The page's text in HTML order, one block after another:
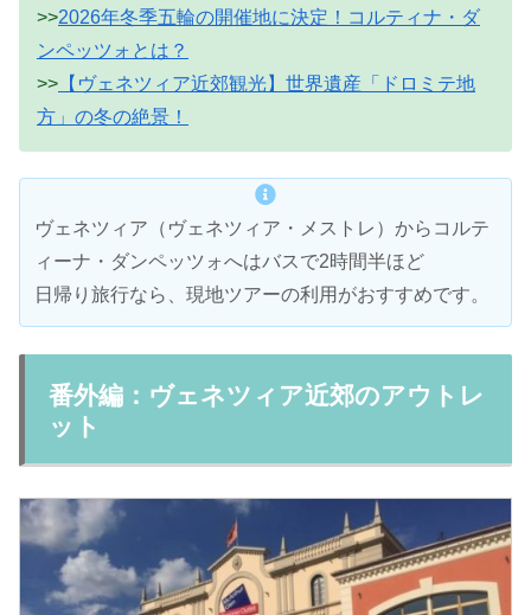
>>2026年冬季五輪の開催地に決定！コルティナ・ダ
ンペッツォとは？
>> 【ヴェネツィア近郊観光】世界遺産「ドロミテ地
方」の冬の絶景！
ヴェネツィア（ヴェネツィア・メストレ）からコルテ
ィーナ・ダンペッツォへはバスで2時間半ほど
日帰り旅行なら、現地ツアーの利用がおすすめです。
番外編：ヴェネツィア近郊のアウトレ
ット